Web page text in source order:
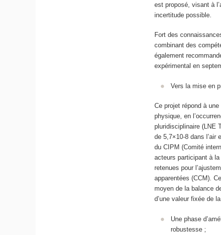
est proposé, visant à
incertitude possible.
Fort des
combinant des
également
expérimental en
Vers la mise en
Ce projet répond à
physique, en
pluridisciplinaire (LNE
de 5,7×10-8 dans l’air
du CIPM (Comité
acteurs participant à
retenues pour
apparentées (CCM).
moyen de la balance
d’une valeur fixée de
Une phase
robustesse ;